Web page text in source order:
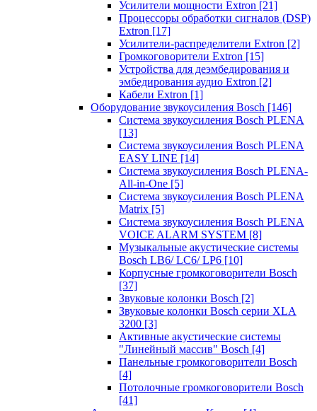
Усилители мощности Extron [21]
Процессоры обработки сигналов (DSP)
Extron [17]
Усилители-распределители Extron [2]
Громкоговорители Extron [15]
Устройства для деэмбедирования и
эмбедирования аудио Extron [2]
Кабели Extron [1]
Оборудование звукоусиления Bosch [146]
Система звукоусиления Bosch PLENA
[13]
Система звукоусиления Bosch PLENA
EASY LINE [14]
Система звукоусиления Bosch PLENA-
All-in-One [5]
Система звукоусиления Bosch PLENA
Matrix [5]
Система звукоусиления Bosch PLENA
VOICE ALARM SYSTEM [8]
Музыкальные акустические системы
Bosch LB6/ LC6/ LP6 [10]
Корпусные громкоговорители Bosch
[37]
Звуковые колонки Bosch [2]
Звуковые колонки Bosch серии XLA
3200 [3]
Активные акустические системы
"Линейный массив" Bosch [4]
Панельные громкоговорители Bosch
[4]
Потолочные громкоговорители Bosch
[41]